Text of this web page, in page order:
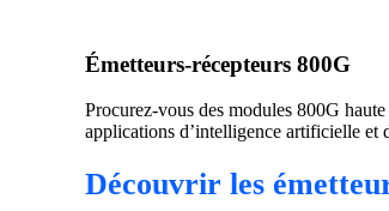
Émetteurs-récepteurs 800G
Procurez-vous des modules 800G
applications d’intelligence artificielle et
Découvrir les